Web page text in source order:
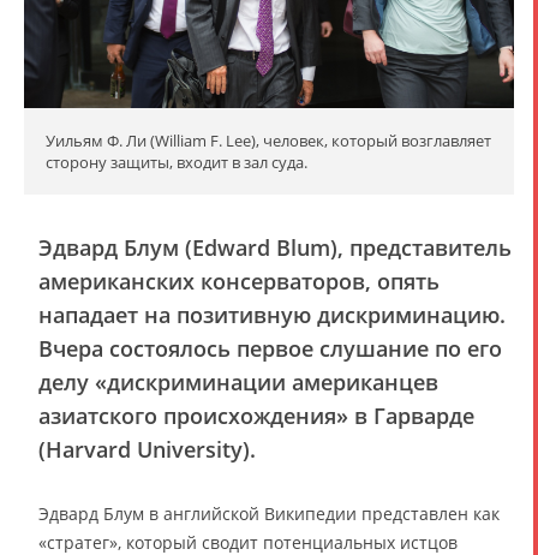
Уильям Ф. Ли (William F. Lee), человек, который возглавляет
сторону защиты, входит в зал суда.
Эдвард Блум (Edward Blum), представитель
американских консерваторов, опять
нападает на позитивную дискриминацию.
Вчера состоялось первое слушание по его
делу «дискриминации американцев
азиатского происхождения» в Гарварде
(Harvard University).
Эдвард Блум в английской Википедии представлен как
«стратег», который сводит потенциальных истцов